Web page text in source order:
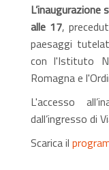
alle 17,
paesaggi
con l'Istituto
Romagna e
L'accesso
dall’ingresso di
Scarica il